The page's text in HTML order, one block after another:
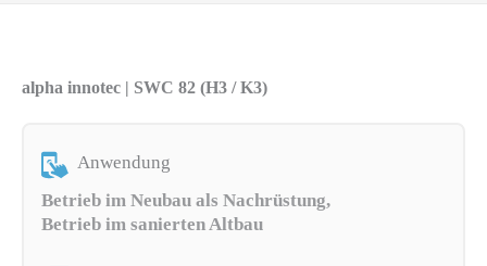
alpha innotec | SWC 82 (H3 / K3)
Anwendung
Betrieb im Neubau als Nachrüstung,
Betrieb im sanierten Altbau